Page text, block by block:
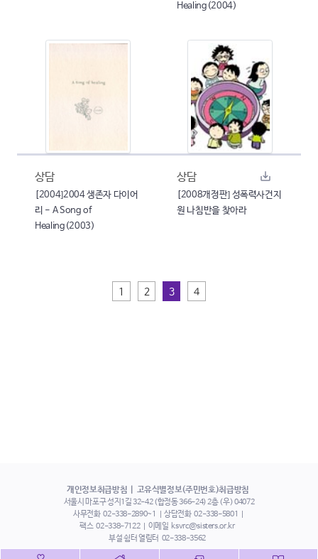
Healing(2004)
상담
[2004]2004 생존자 다이어
리 - A Song of
Healing(2003)
상담
[2008개정판] 성폭력사건지
원 나침반을 찾아라
1 2 3 4
개인정보취급방침 고유식별정보(주민번호)취급방침
서울시 마포구 성지1길 32-42 (합정동 366-24) 2층 (우) 04072
사무전화 02-338-2890~1 상담전화 02-338-5801
팩스 02-338-7122 이메일 ksvrc@sisters.or.kr
부설 쉼터 열림터 02-338-3562